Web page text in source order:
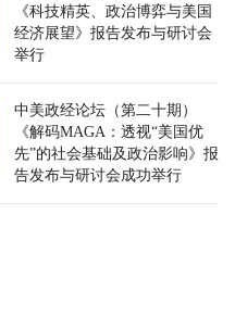
《科技精英、政治博弈与美国
经济展望》报告发布与研讨会
举行
中美政经论坛（第二十期）
《解码MAGA：透视“美国优
先”的社会基础及政治影响》报
告发布与研讨会成功举行